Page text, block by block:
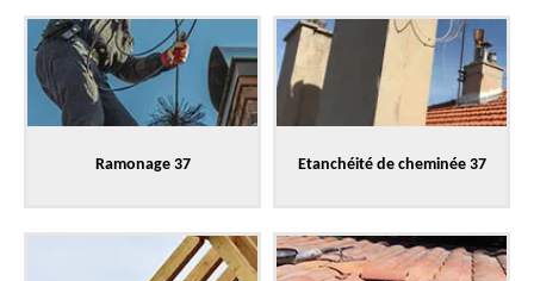
Ramonage 37 Etanchéité de cheminée 37